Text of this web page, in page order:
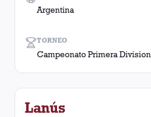
TORNEO
Campeonato Primera Division
Argentina
Lanús